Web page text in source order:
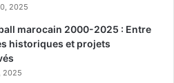
2025
marocain 2000-2025 : Entre
historiques et projets
2025